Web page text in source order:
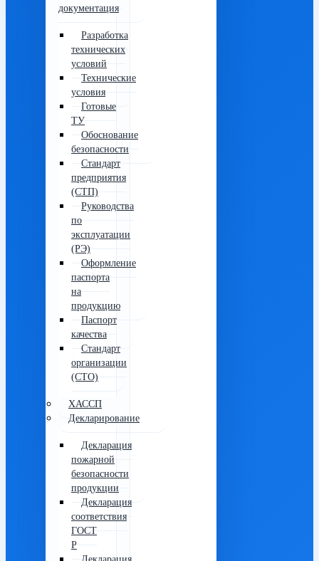
документация
Разработка
технических
условий
Технические
условия
Готовые
ТУ
Обоснование
безопасности
Стандарт
предприятия
(СТП)
Руководства
по
эксплуатации
(РЭ)
Оформление
паспорта
на
продукцию
Паспорт
качества
Стандарт
организации
(СТО)
ХАССП
Декларирование
Декларация
пожарной
безопасности
продукции
Декларация
соответствия
ГОСТ
Р